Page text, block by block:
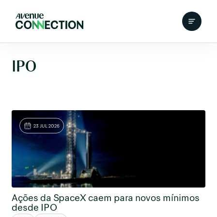
IPO
23 JUL 2026
Ações da SpaceX caem para novos mínimos
desde IPO